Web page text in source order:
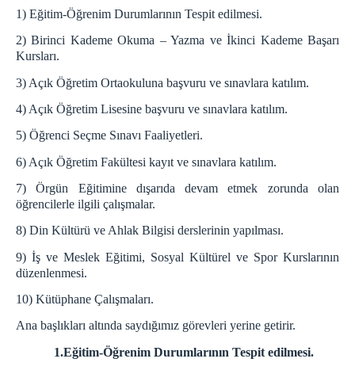
1) Eğitim-Öğrenim Durumlarının Tespit edilmesi.
2) Birinci Kademe Okuma – Yazma ve İkinci Kademe Başarı
Kursları.
3) Açık Öğretim Ortaokuluna başvuru ve sınavlara katılım.
4) Açık Öğretim Lisesine başvuru ve sınavlara katılım.
5) Öğrenci Seçme Sınavı Faaliyetleri.
6) Açık Öğretim Fakültesi kayıt ve sınavlara katılım.
7) Örgün Eğitimine dışarıda devam etmek zorunda olan
öğrencilerle ilgili çalışmalar.
8) Din Kültürü ve Ahlak Bilgisi derslerinin yapılması.
9) İş ve Meslek Eğitimi, Sosyal Kültürel ve Spor Kurslarının
düzenlenmesi.
10) Kütüphane Çalışmaları.
Ana başlıkları altında saydığımız görevleri yerine getirir.
1.Eğitim-Öğrenim Durumlarının Tespit edilmesi.